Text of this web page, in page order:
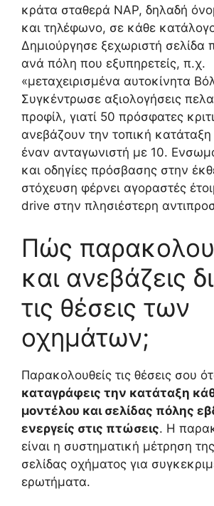
κράτα σταθερά NAP, δηλαδή
και τηλέφωνο, σε κάθε
Δημιούργησε ξεχωριστή σελίδα
ανά πόλη που εξυπηρετείς, π.χ.
«μεταχειρισμένα αυτοκίνητα
Συγκέντρωσε αξιολογήσεις
προφίλ, γιατί 50 πρόσφατες
ανεβάζουν την τοπική
έναν ανταγωνιστή με 10.
και οδηγίες πρόσβασης στην
στόχευση φέρνει αγοραστές
drive στην πλησιέστερη
Πώς
και ανεβάζεις
τις θέσεις των
οχημάτων;
Παρακολουθείς τις θέσεις σου
καταγράφεις την κατάταξη
μοντέλου και σελίδας πόλης
ενεργείς στις πτώσεις. Η
είναι η συστηματική μέτρηση
σελίδας οχήματος για
ερωτήματα.